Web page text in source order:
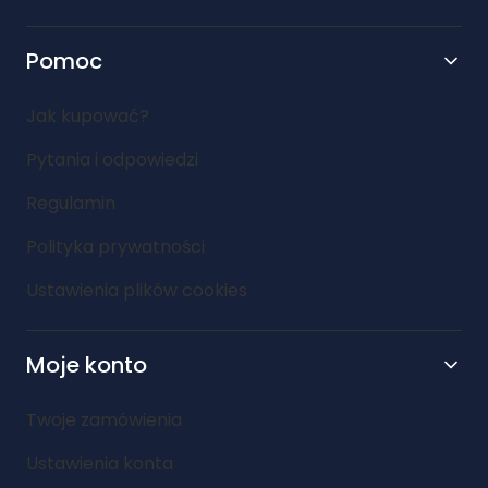
Pomoc
Jak kupować?
Pytania i odpowiedzi
Regulamin
Polityka prywatności
Ustawienia plików cookies
Moje konto
Twoje zamówienia
Ustawienia konta